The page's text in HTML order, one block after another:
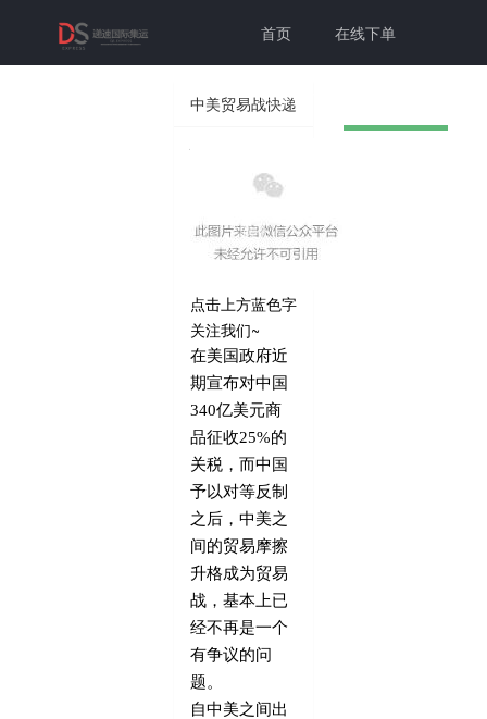
首页 在线下单
联系我们
版本
中美贸易战快递
速帮您解决问题
点击上方蓝色字
关注我们~
在美国政府近
期宣布对中国
340亿美元商
品征收25%的
关税，而中国
予以对等反制
之后，中美之
间的贸易摩擦
升格成为贸易
战，基本上已
经不再是一个
有争议的问
题。
自中美之间出